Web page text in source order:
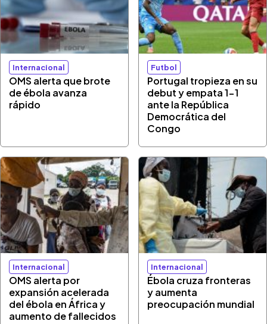
Internacional
OMS alerta que brote
de ébola avanza
rápido
Futbol
Portugal tropieza en su
debut y empata 1-1
ante la República
Democrática del
Congo
Internacional
OMS alerta por
expansión acelerada
del ébola en África y
aumento de fallecidos
Internacional
Ébola cruza fronteras
y aumenta
preocupación mundial